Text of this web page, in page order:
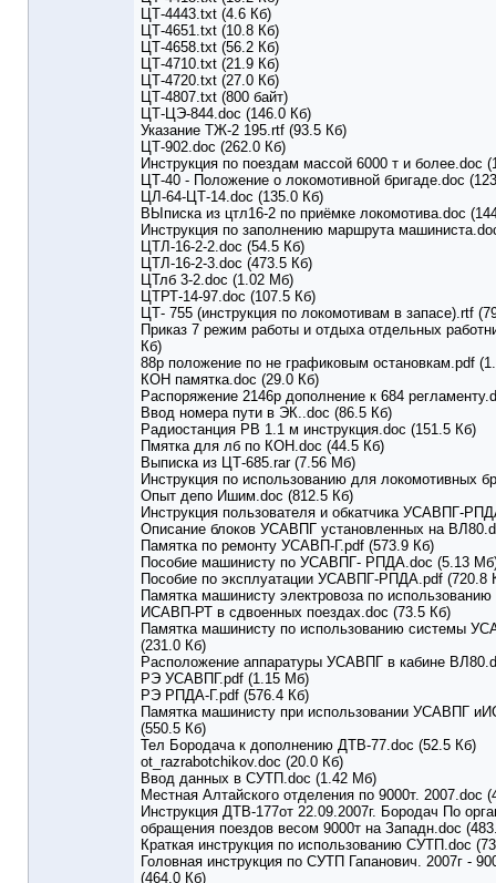
ЦТ-4443.txt (4.6 Кб)
ЦТ-4651.txt (10.8 Кб)
ЦТ-4658.txt (56.2 Кб)
ЦТ-4710.txt (21.9 Кб)
ЦТ-4720.txt (27.0 Кб)
ЦТ-4807.txt (800 байт)
ЦТ-ЦЭ-844.doc (146.0 Кб)
Указание ТЖ-2 195.rtf (93.5 Кб)
ЦТ-902.doc (262.0 Кб)
Инструкция по поездам массой 6000 т и более.doc
ЦТ-40 - Положение о локомотивной бригаде.doc
ЦЛ-64-ЦТ-14.doc (135.0 Кб)
ВЫписка из цтл16-2 по приёмке локомотива.doc
Инструкция по заполнению маршрута
ЦТЛ-16-2-2.doc (54.5 Кб)
ЦТЛ-16-2-3.doc (473.5 Кб)
ЦТлб 3-2.doc (1.02 Мб)
ЦТРТ-14-97.doc (107.5 Кб)
ЦТ- 755 (инструкция по локомотивам в запасе).rtf
Приказ 7 режим работы и отдыха отдельных
Кб)
88р положение по не графиковым остановкам.pdf
КОН памятка.doc (29.0 Кб)
Распоряжение 2146р дополнение к 684
Ввод номера пути в ЭК..doc (86.5 Кб)
Радиостанция РВ 1.1 м инструкция.doc (151.5 Кб)
Пмятка для лб по КОН.doc (44.5 Кб)
Выписка из ЦТ-685.rar (7.56 Мб)
Инструкция по использованию для локомотивных
Опыт депо Ишим.doc (812.5 Кб)
Инструкция пользователя и обкатчика УСАВПГ-
Описание блоков УСАВПГ установленных на
Памятка по ремонту УСАВП-Г.pdf (573.9 Кб)
Пособие машинисту по УСАВПГ- РПДА.doc (5.13
Пособие по эксплуатации УСАВПГ-РПДА.pdf (720.8
Памятка машинисту электровоза по
ИСАВП-РТ в сдвоенных поездах.doc (73.5 Кб)
Памятка машинисту по использованию системы
(231.0 Кб)
Расположение аппаратуры УСАВПГ в кабине
РЭ УСАВПГ.pdf (1.15 Мб)
РЭ РПДА-Г.pdf (576.4 Кб)
Памятка машинисту при использовании УСАВПГ
(550.5 Кб)
Тел Бородача к дополнению ДТВ-77.doc (52.5 Кб)
ot_razrabotchikov.doc (20.0 Кб)
Ввод данных в СУТП.doc (1.42 Мб)
Местная Алтайского отделения по 9000т. 2007.doc
Инструкция ДТВ-177от 22.09.2007г. Бородач По
обращения поездов весом 9000т на Западн.doc
Краткая инструкция по использованию СУТП.doc
Головная инструкция по СУТП Гапанович. 2007г -
(464.0 Кб)